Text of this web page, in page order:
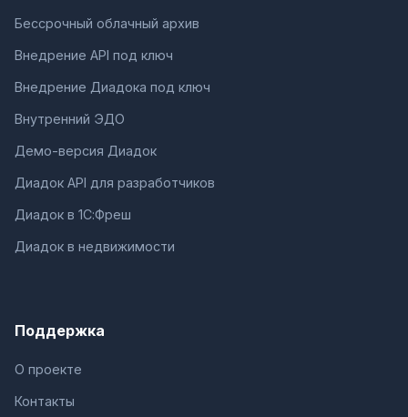
Бессрочный облачный архив
Внедрение API под ключ
Внедрение Диадока под ключ
Внутренний ЭДО
Демо-версия Диадок
Диадок API для разработчиков
Диадок в 1С:Фреш
Диадок в недвижимости
Поддержка
О проекте
Контакты